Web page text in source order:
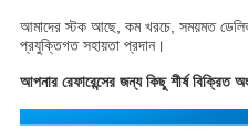
আমাদের স্টক আছে, কম খরচে, সময়মত
প্রযুক্তিগত সহায়তা প্রদান।
আপনার রেফারেন্সের জন্য কিছু শীর্ষ বিক্রিত